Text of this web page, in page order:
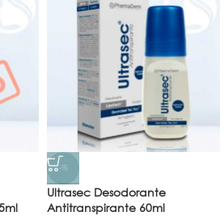
-%
Ultrasec Desodorante
Antitranspirante 60ml